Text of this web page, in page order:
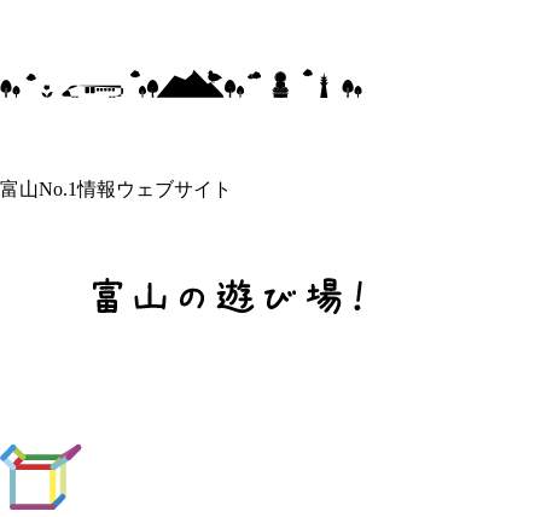
富山No.1情報ウェブサイト